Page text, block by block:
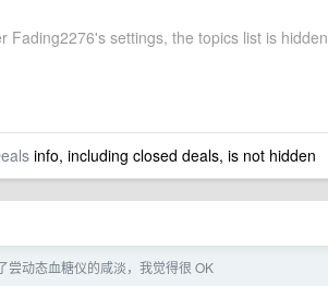
Fading2276's settings, the topics list is hidden
info, including closed deals, is not hidden
尝动态血糖仪的咸淡，我觉得很 OK